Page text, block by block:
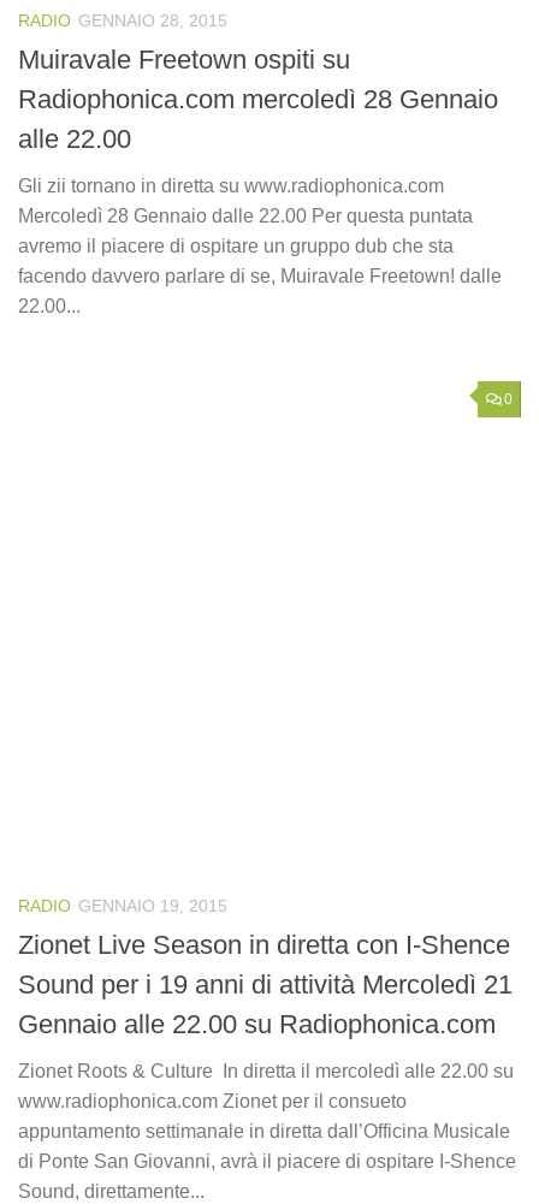
RADIO GENNAIO 28, 2015
Muiravale Freetown ospiti su
Radiophonica.com mercoledì 28 Gennaio
alle 22.00
Gli zii tornano in diretta su www.radiophonica.com
Mercoledì 28 Gennaio dalle 22.00 Per questa puntata
avremo il piacere di ospitare un gruppo dub che sta
facendo davvero parlare di se, Muiravale Freetown! dalle
22.00...
0
RADIO GENNAIO 19, 2015
Zionet Live Season in diretta con I-Shence
Sound per i 19 anni di attività Mercoledì 21
Gennaio alle 22.00 su Radiophonica.com
Zionet Roots & Culture In diretta il mercoledì alle 22.00 su
www.radiophonica.com Zionet per il consueto
appuntamento settimanale in diretta dall’Officina Musicale
di Ponte San Giovanni, avrà il piacere di ospitare I-Shence
Sound, direttamente...